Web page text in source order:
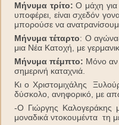
Μήνυμα τρίτο: Ο μάχη για
υποφέρει, είναι σχεδόν
μπορούσε να
Μήνυμα τέταρτο: Ο αγώνας
μια Νέα Κατοχή, με
Μήνυμα πέμπτο: Μόνο αν
σημερινή καταχνιά.
Κι ο Χριστομιχάλης
δύσκολο, ανηφορικό, με
-Ο Γιώργης Καλογεράκης
μοναδικά ντοκουμέντα τη